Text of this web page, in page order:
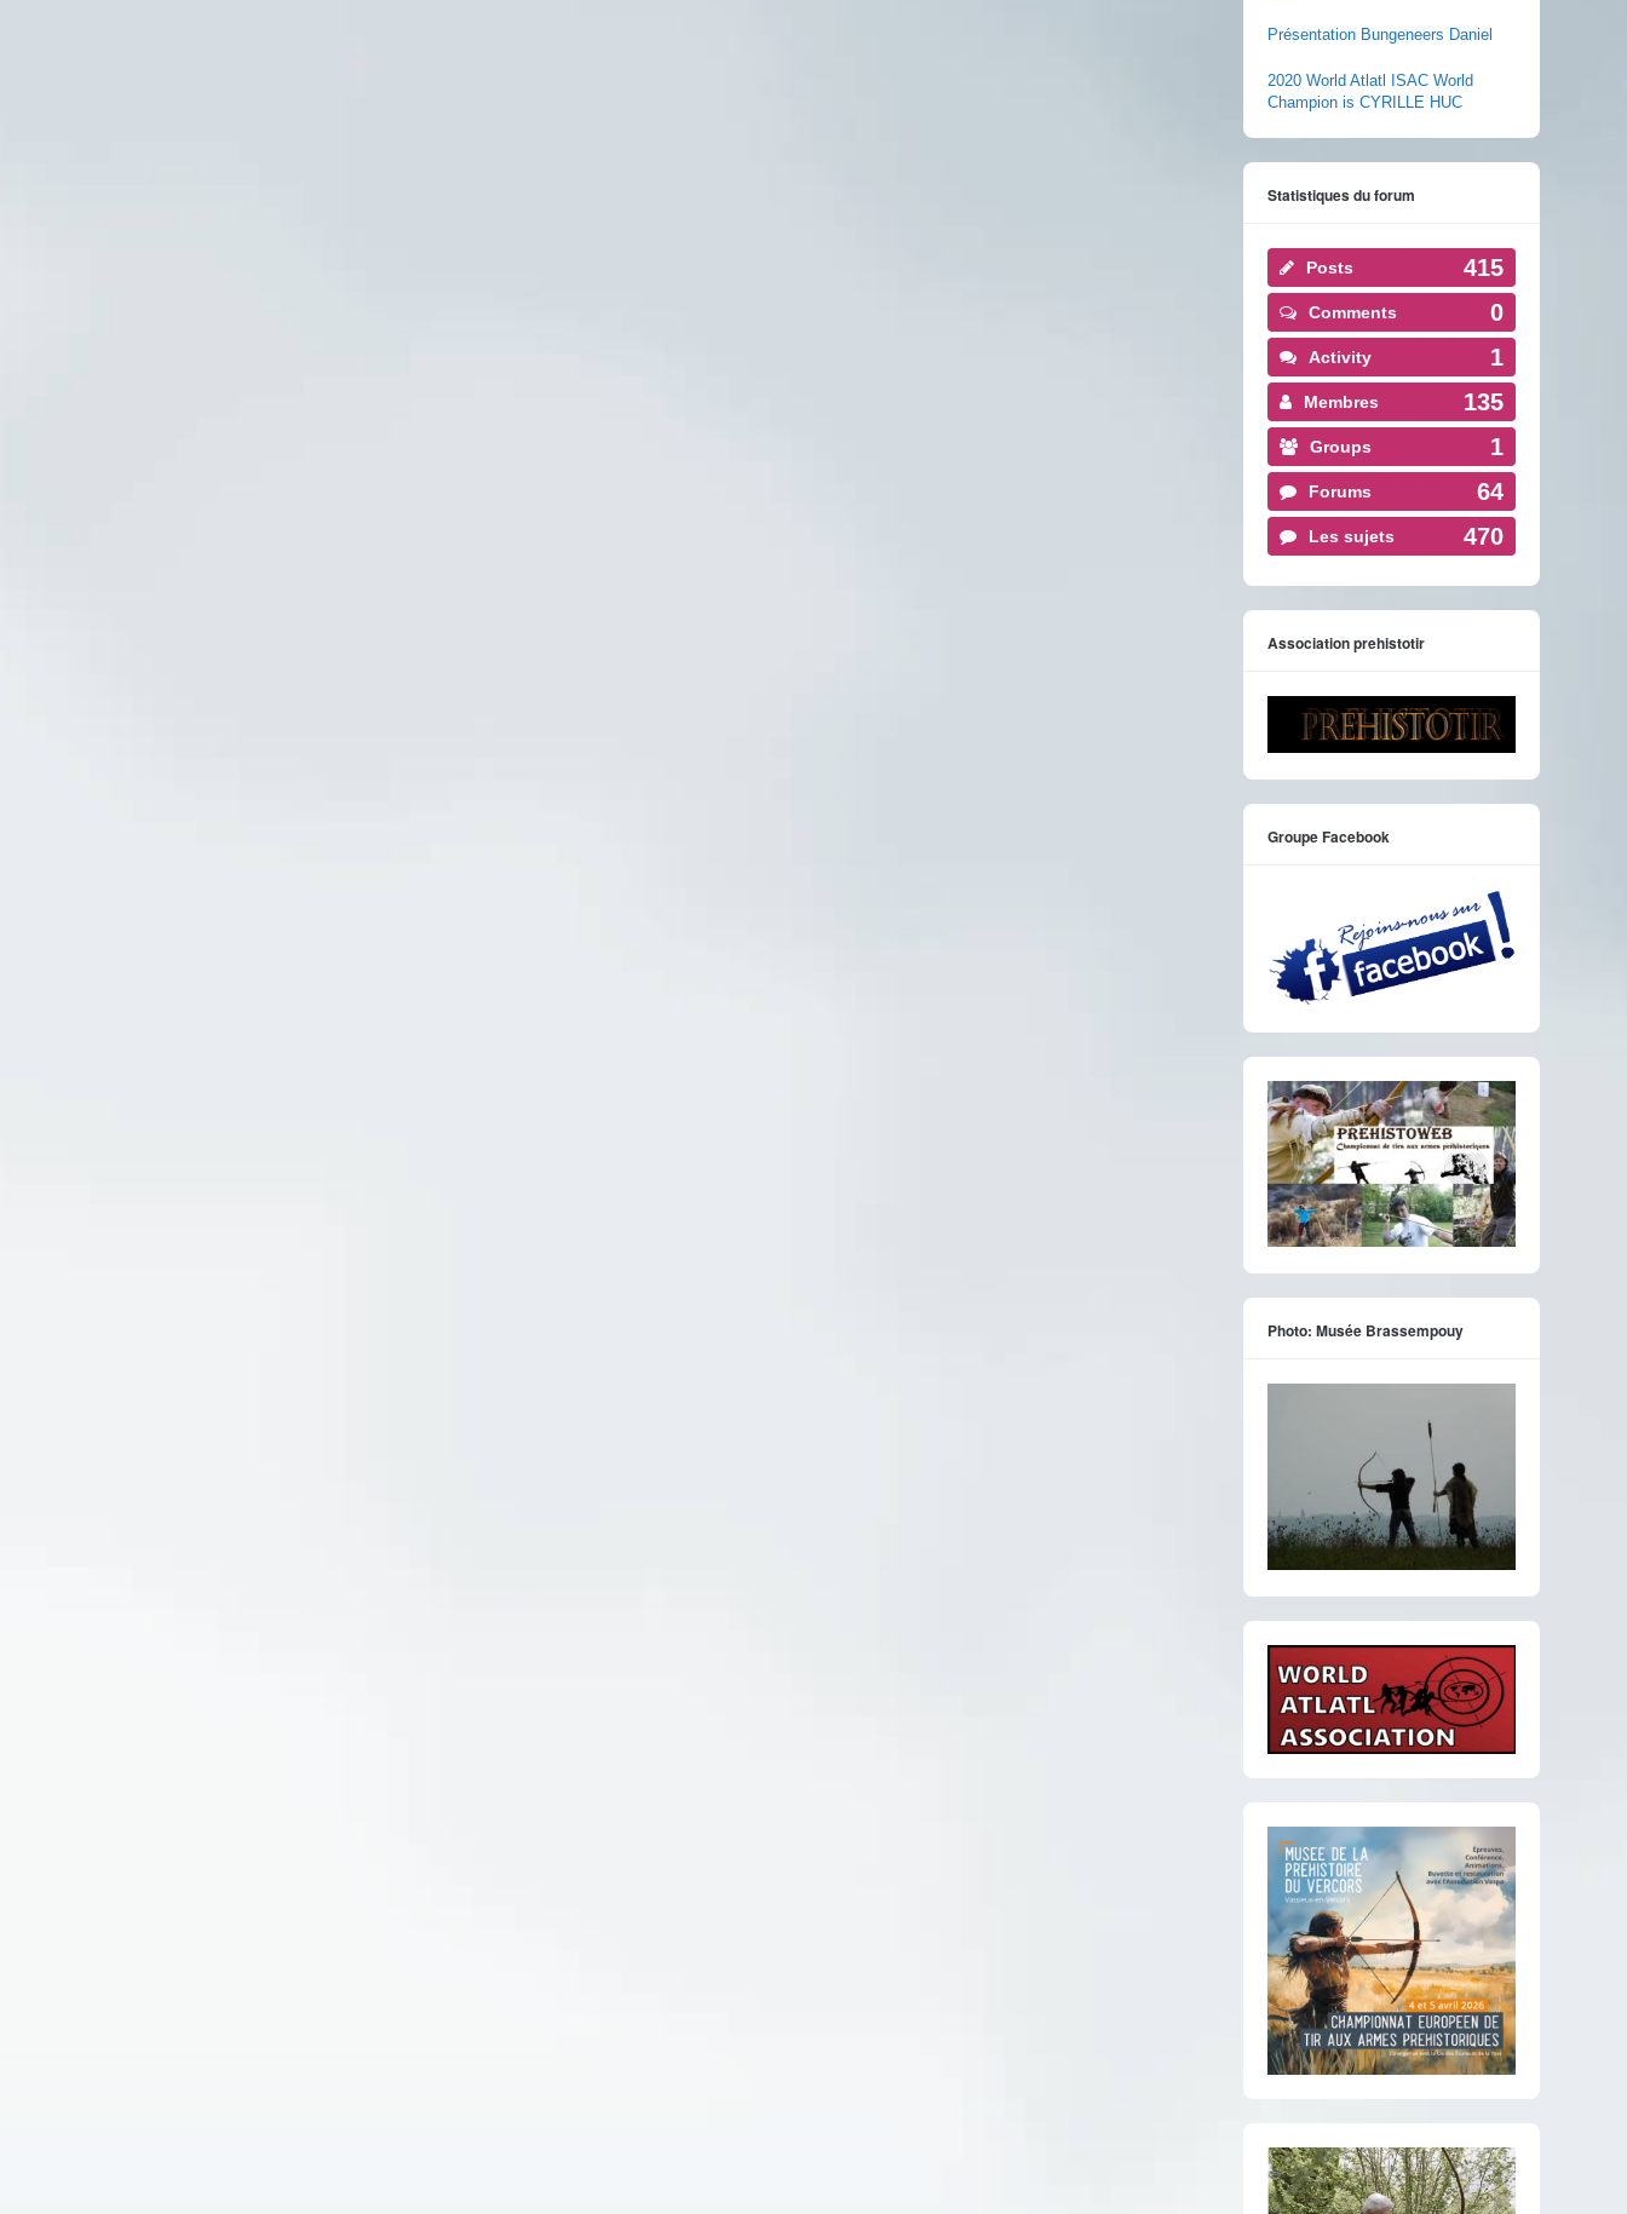
Présentation Bungeneers Daniel
2020 World Atlatl ISAC World
Champion is CYRILLE HUC
Statistiques du forum
Posts 415
Comments 0
Activity 1
Membres 135
Groups 1
Forums 64
Les sujets 470
Association prehistotir
Groupe Facebook
Photo: Musée Brassempouy